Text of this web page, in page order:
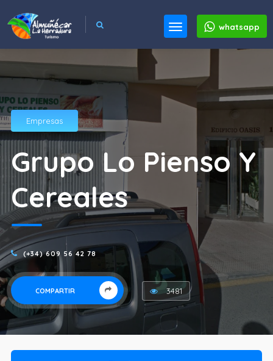
whatsapp
Empresas
Grupo Lo Pienso Y
Cereales
(+34) 609 56 42 78
COMPARTIR 3481